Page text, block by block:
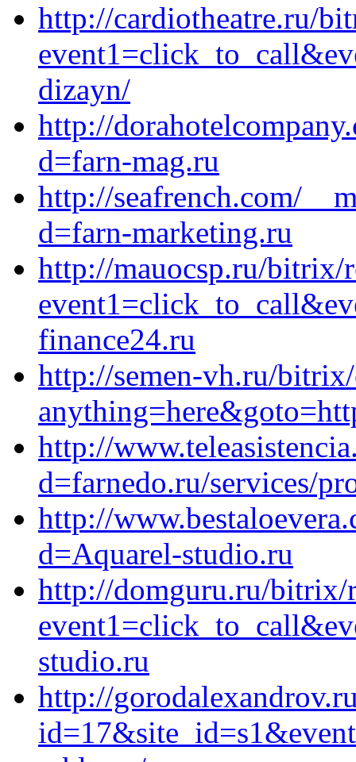
http://cardiotheatre.ru/
dizayn/
http://
d=farn-mag.ru
http://seafrench.com/
d=farn-marketing.ru
http://mauocsp.ru/bitrix/
finance24.ru
http://semen-vh.ru/
http://
d=farnedo.ru/services/
http://
d=Aquarel-studio.ru
http://domguru.ru/bitrix/
studio.ru
http://